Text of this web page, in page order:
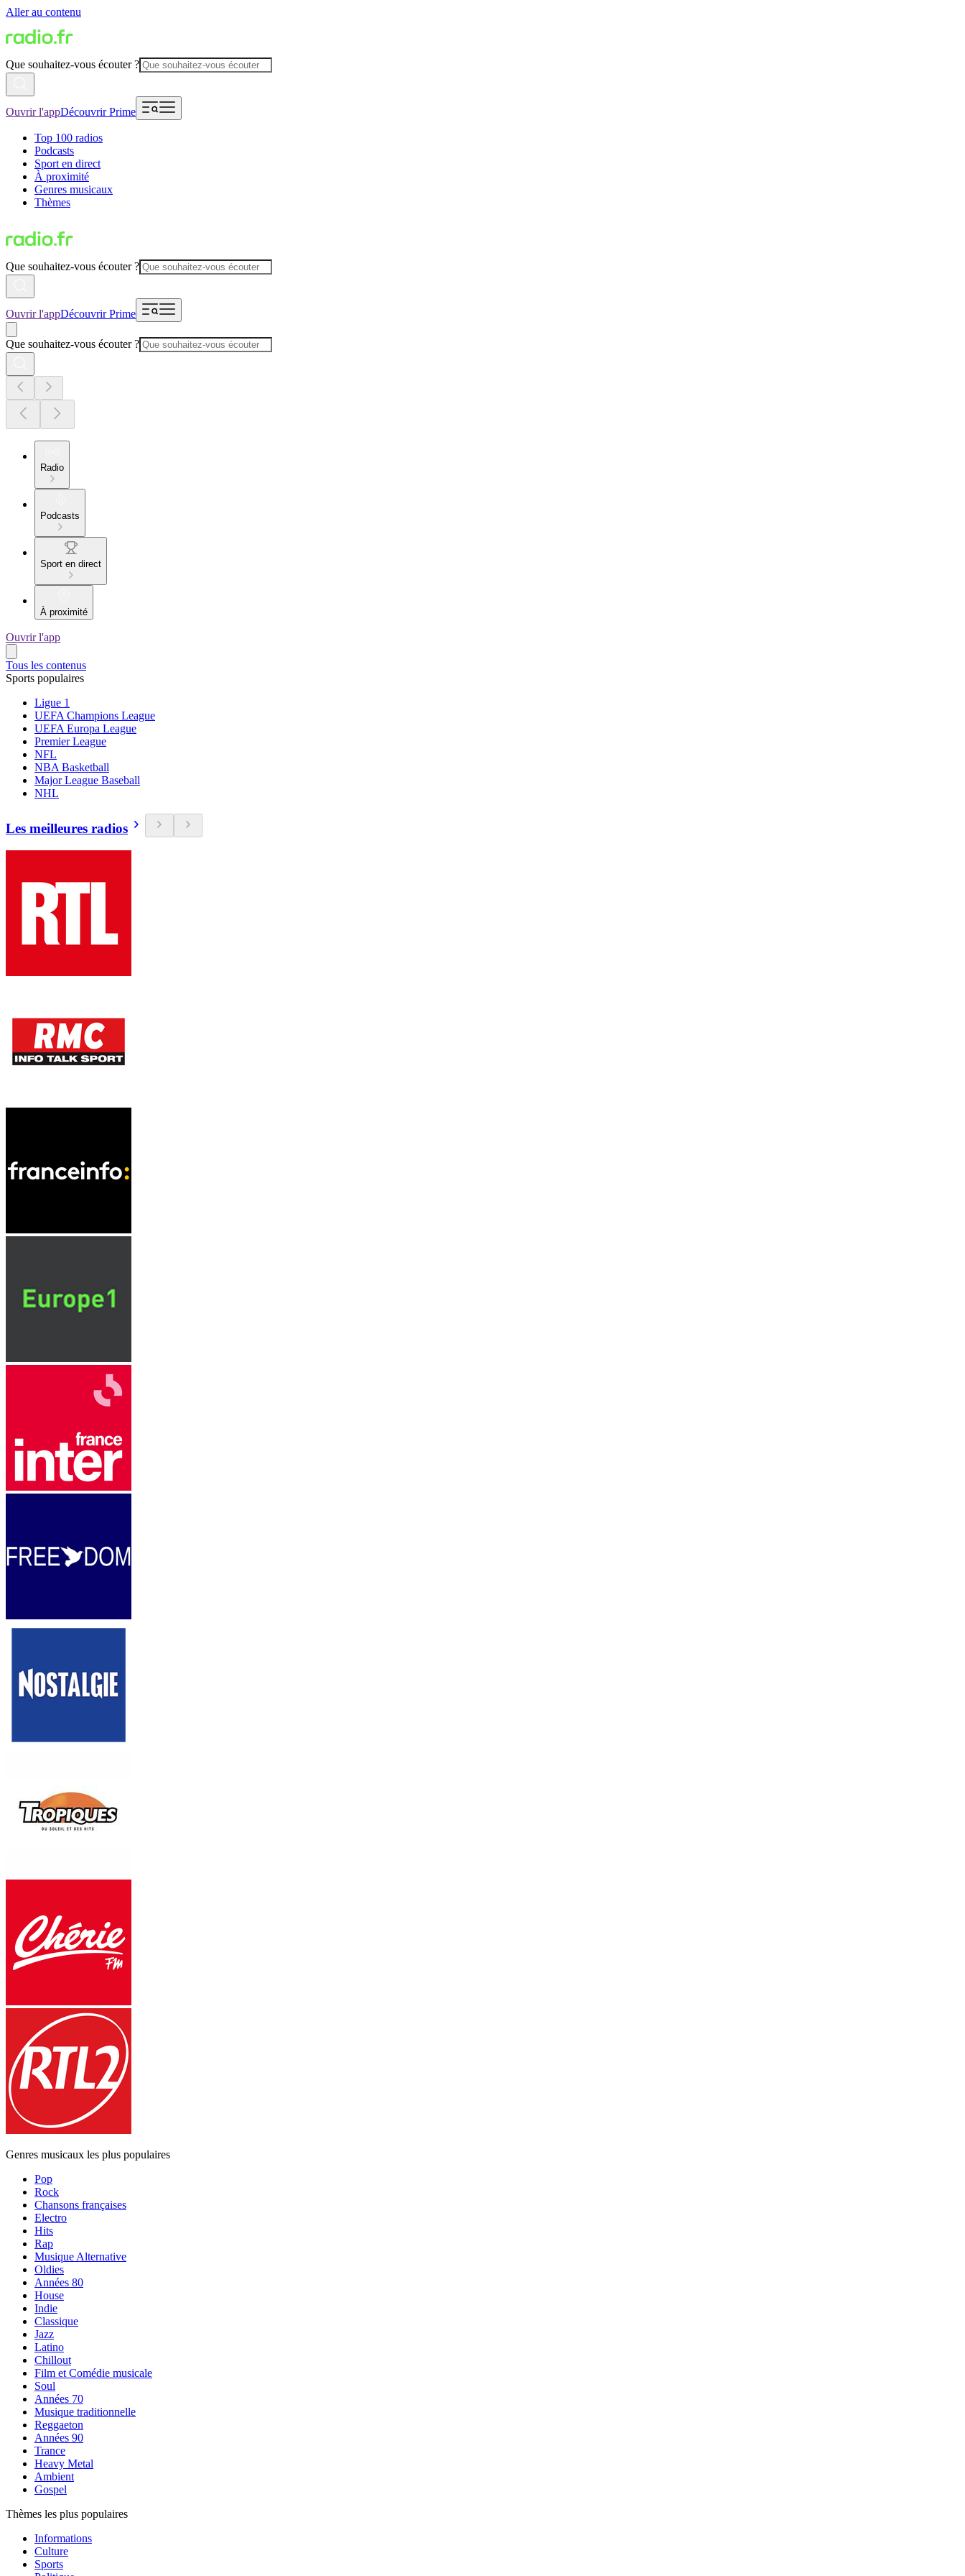
Aller au contenu
Que souhaitez-vous écouter ?
Ouvrir l'appDécouvrir Prime
Top 100 radios
Podcasts
Sport en direct
À proximité
Genres musicaux
Thèmes
Que souhaitez-vous écouter ?
Ouvrir l'appDécouvrir Prime
Que souhaitez-vous écouter ?
Radio
Podcasts
Sport en direct
À proximité
Ouvrir l'app
Tous les contenus
Sports populaires
Ligue 1
UEFA Champions League
UEFA Europa League
Premier League
NFL
NBA Basketball
Major League Baseball
NHL
Les meilleures radios
Genres musicaux les plus populaires
Pop
Rock
Chansons françaises
Electro
Hits
Rap
Musique Alternative
Oldies
Années 80
House
Indie
Classique
Jazz
Latino
Chillout
Film et Comédie musicale
Soul
Années 70
Musique traditionnelle
Reggaeton
Années 90
Trance
Heavy Metal
Ambient
Gospel
Thèmes les plus populaires
Informations
Culture
Sports